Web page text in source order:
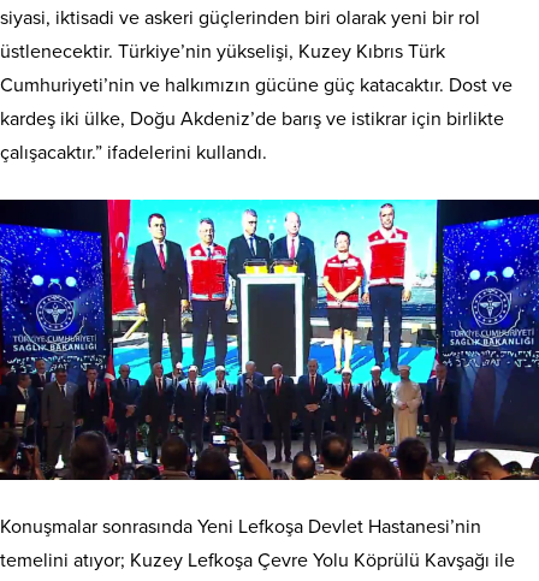
siyasi, iktisadi ve askeri güçlerinden biri olarak yeni bir rol
üstlenecektir. Türkiye’nin yükselişi, Kuzey Kıbrıs Türk
Cumhuriyeti’nin ve halkımızın gücüne güç katacaktır. Dost ve
kardeş iki ülke, Doğu Akdeniz’de barış ve istikrar için birlikte
çalışacaktır.” ifadelerini kullandı.
Konuşmalar sonrasında Yeni Lefkoşa Devlet Hastanesi’nin
temelini atıyor; Kuzey Lefkoşa Çevre Yolu Köprülü Kavşağı ile